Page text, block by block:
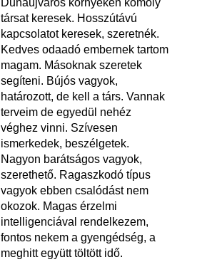
Dunaújváros környékén komoly
társat keresek. Hosszútávú
kapcsolatot keresek, szeretnék.
Kedves odaadó embernek tartom
magam. Másoknak szeretek
segíteni. Bújós vagyok,
határozott, de kell a társ. Vannak
terveim de egyedül nehéz
véghez vinni. Szívesen
ismerkedek, beszélgetek.
Nagyon barátságos vagyok,
szerethető. Ragaszkodó típus
vagyok ebben csalódást nem
okozok. Magas érzelmi
intelligenciával rendelkezem,
fontos nekem a gyengédség, a
meghitt együtt töltött idő.